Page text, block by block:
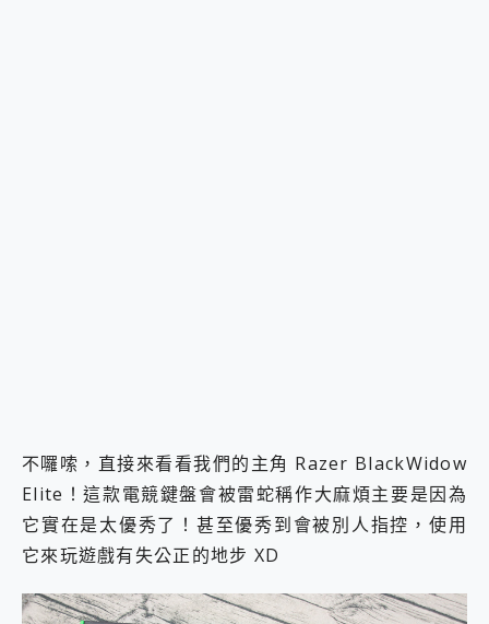
不囉嗦，直接來看看我們的主角 Razer BlackWidow
Elite！這款電競鍵盤會被雷蛇稱作大麻煩主要是因為
它實在是太優秀了！甚至優秀到會被別人指控，使用
它來玩遊戲有失公正的地步 XD